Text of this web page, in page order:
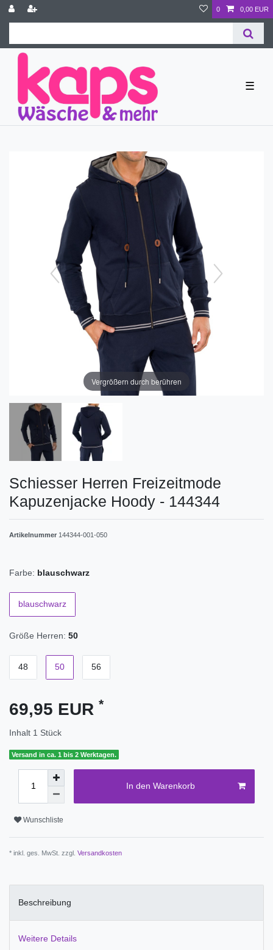
0 0,00 EUR
☰
Vergrößern durch berühren
Schiesser Herren Freizeitmode
Kapuzenjacke Hoody - 144344
Artikelnummer 144344-001-050
Farbe: blauschwarz
blauschwarz
Größe Herren: 50
48 50 56
69,95 EUR *
Inhalt 1 Stück
Versand in ca. 1 bis 2 Werktagen.
In den Warenkorb
Wunschliste
* inkl. ges. MwSt. zzgl. Versandkosten
Beschreibung
Weitere Details